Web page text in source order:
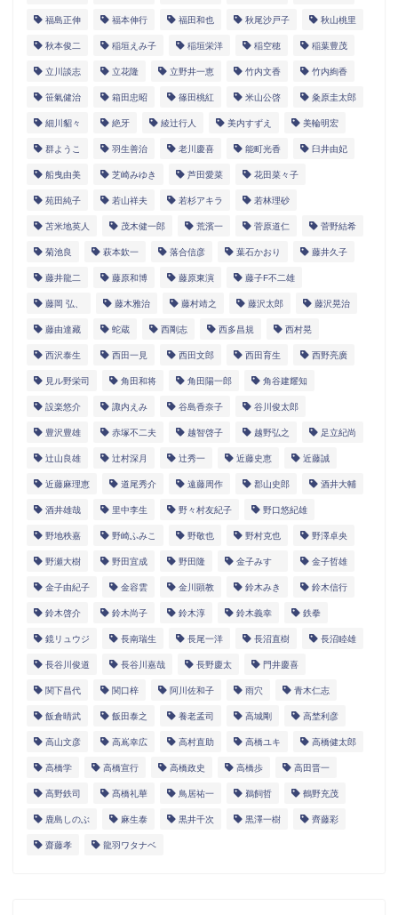
福島正伸 福本伸行 福田和也 秋尾沙戸子 秋山桃里
秋本俊二 稲垣えみ子 稲垣栄洋 稲空穂 稲葉豊茂
立川談志 立花隆 立野井一恵 竹内文香 竹内絢香
笹氣健治 箱田忠昭 篠田桃紅 米山公啓 粂原圭太郎
細川貂々 絶牙 綾辻行人 美内すずえ 美輪明宏
群ようこ 羽生善治 老川慶喜 能町光香 臼井由妃
船曳由美 芝崎みゆき 芦田愛菜 花田菜々子
苑田純子 若山祥夫 若杉アキラ 若林理砂
苫米地英人 茂木健一郎 荒濱一 菅原道仁 菅野結希
菊池良 萩本欽一 落合信彦 葉石かおり 藤井久子
藤井龍二 藤原和博 藤原東演 藤子F不二雄
藤岡 弘、 藤木雅治 藤村靖之 藤沢太郎 藤沢晃治
藤由達藏 蛇蔵 西剛志 西多昌規 西村晃
西沢泰生 西田一見 西田文郎 西田育生 西野亮廣
見ル野栄司 角田和将 角田陽一郎 角谷建耀知
設楽悠介 諏内えみ 谷島香奈子 谷川俊太郎
豊沢豊雄 赤塚不二夫 越智啓子 越野弘之 足立紀尚
辻山良雄 辻村深月 辻秀一 近藤史恵 近藤誠
近藤麻理恵 道尾秀介 遠藤周作 郡山史郎 酒井大輔
酒井雄哉 里中李生 野々村友紀子 野口悠紀雄
野地秩嘉 野崎ふみこ 野敬也 野村克也 野澤卓央
野瀬大樹 野田宜成 野田隆 金子みすゞ 金子哲雄
金子由紀子 金容雲 金川顕教 鈴木みき 鈴木信行
鈴木啓介 鈴木尚子 鈴木淳 鈴木義幸 鉄拳
鏡リュウジ 長南瑞生 長尾一洋 長沼直樹 長沼睦雄
長谷川俊道 長谷川嘉哉 長野慶太 門井慶喜
関下昌代 関口梓 阿川佐和子 雨穴 青木仁志
飯倉晴武 飯田泰之 養老孟司 高城剛 高埜利彦
高山文彦 高嶌幸広 高村直助 高橋ユキ 高橋健太郎
高橋学 高橋宣行 高橋政史 高橋歩 高田晋一
高野鉄司 髙橋礼華 鳥居祐一 鵜飼哲 鶴野充茂
鹿島しのぶ 麻生泰 黒井千次 黒澤一樹 齊藤彩
齋藤孝 龍羽ワタナベ